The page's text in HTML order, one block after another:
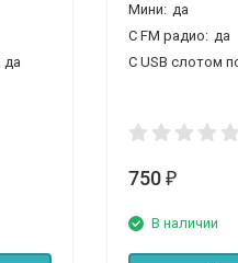
да
Мини: да
С FM радио: да
С USВ слотом
750 ₽
В наличии